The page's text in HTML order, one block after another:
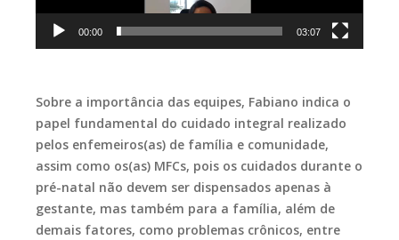
00:00 03:07
Sobre a importância das equipes, Fabiano indica o
papel fundamental do cuidado integral realizado
pelos enfemeiros(as) de família e comunidade,
assim como os(as) MFCs, pois os cuidados durante o
pré-natal não devem ser dispensados apenas à
gestante, mas também para a família, além de
demais fatores, como problemas crônicos, entre